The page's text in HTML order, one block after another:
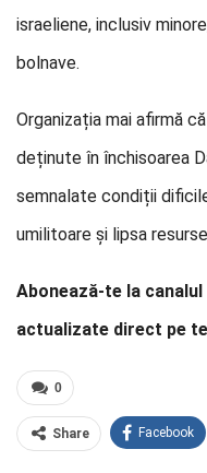
israeliene, inclusiv
bolnave.
Organizația mai afirmă
deținute în închisoarea
semnalate condiții
umilitoare și lipsa
Abonează-te la
actualizate direct pe
0
Share Facebook